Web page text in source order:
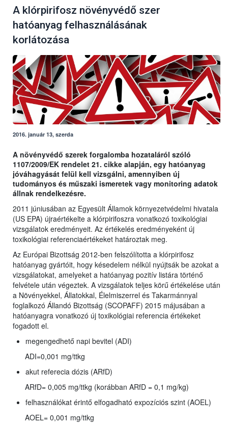
A klórpirifosz növényvédő szer
hatóanyag felhasználásának
korlátozása
2016. január 13, szerda
A növényvédő szerek forgalomba hozataláról szóló
1107/2009/EK rendelet 21. cikke alapján, egy hatóanyag
jóváhagyását felül kell vizsgálni, amennyiben új
tudományos és műszaki ismeretek vagy monitoring adatok
állnak rendelkezésre.
2011 júniusában az Egyesült Államok környezetvédelmi hivatala
(US EPA) újraértékelte a klórpirifoszra vonatkozó toxikológiai
vizsgálatok eredményeit. Az értékelés eredményeként új
toxikológiai referenciaértékeket határoztak meg.
Az Európai Bizottság 2012-ben felszólította a klórpirifosz
hatóanyag gyártóit, hogy késedelem nélkül nyújtsák be azokat a
vizsgálatokat, amelyeket a hatóanyag pozitív listára történő
felvétele után végeztek. A vizsgálatok teljes körű értékelése után
a Növényekkel, Állatokkal, Élelmiszerrel és Takarmánnyal
foglalkozó Állandó Bizottság (SCOPAFF) 2015 májusában a
hatóanyagra vonatkozó új toxikológiai referencia értékeket
fogadott el.
megengedhető napi bevitel (ADI)
ADI=0,001 mg/ttkg
akut referecia dózis (ARfD)
ARfD= 0,005 mg/ttkg (korábban ARfD = 0,1 mg/kg)
felhasználókat érintő elfogadható expozíciós szint (AOEL)
AOEL= 0,001 mg/ttkg